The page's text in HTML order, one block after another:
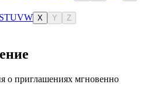
STUVW X Y Z
о приглашениях мгновенно